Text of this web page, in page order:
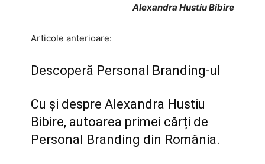
Alexandra Hustiu Bibire
Articole anterioare:
Descoperă Personal Branding-ul
Cu și despre Alexandra Hustiu
Bibire, autoarea primei cărți de
Personal Branding din România.